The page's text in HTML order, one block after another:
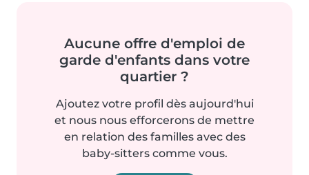
Aucune offre d'emploi de
garde d'enfants dans votre
quartier ?
Ajoutez votre profil dès aujourd'hui
et nous nous efforcerons de mettre
en relation des familles avec des
baby-sitters comme vous.